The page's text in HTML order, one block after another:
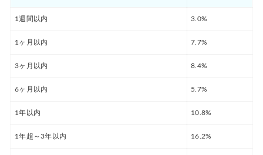
1週間以内 3.0%
1ヶ月以内 7.7%
3ヶ月以内 8.4%
6ヶ月以内 5.7%
1年以内 10.8%
1年超～3年以内 16.2%